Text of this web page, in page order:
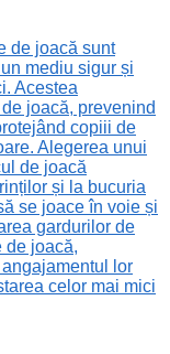
de joacă sunt
mediu sigur și
Acestea
joacă, prevenind
copiii de
Alegerea unui
de joacă
și la bucuria
se joace în voie și
gardurilor de
de joacă,
lor
celor mai mici